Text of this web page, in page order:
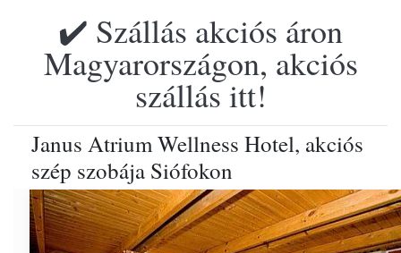
✔️ Szállás akciós áron
Magyarországon, akciós
szállás itt!
Janus Atrium Wellness Hotel, akciós
szép szobája Siófokon